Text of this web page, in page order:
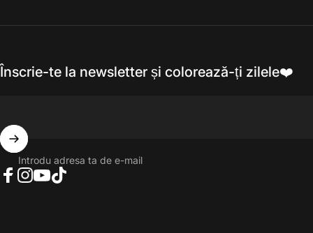
Înscrie-te la newsletter și colorează-ți zilele❤️
Introdu adresa ta de e-mail